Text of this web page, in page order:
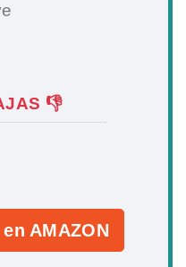
👎
AMAZON